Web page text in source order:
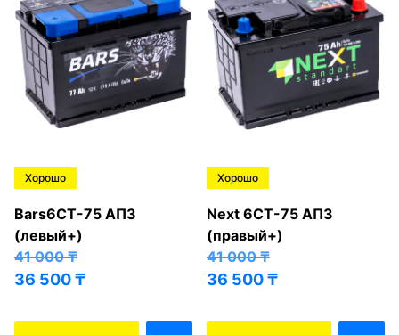
Хорошо
Bars6СТ-75 АПЗ
(левый+)
41 000₸
36 500₸
Хорошо
Next 6СТ-75 АПЗ
(правый+)
41 000₸
36 500₸